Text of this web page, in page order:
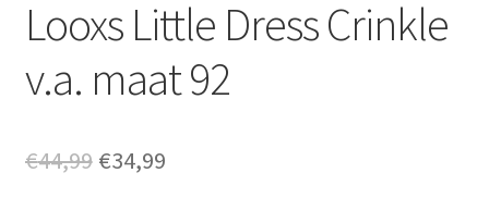
Looxs Little Dress Crinkle
v.a. maat 92
€44,99 Oorspronkelijke
€34,99Huidige